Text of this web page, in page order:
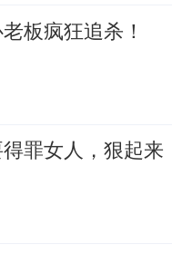
板疯狂追杀！
罪女人，狠起来